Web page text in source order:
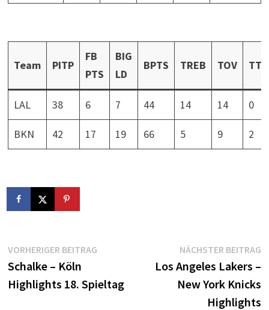
Team PITP
FB
PTS
BIG
LD
BPTS TREB TOV
LAL 38 6 7 44 14 14 0
BKN 42 17 19 66 5 9 2
Beitragsnavigation
VORHERIGER BEITRAGVorheriger
Schalke – Köln
Highlights 18. Spieltag
NÄCHSTER BEITRAG
Los Angeles Lakers –
New York Knicks
Highlights